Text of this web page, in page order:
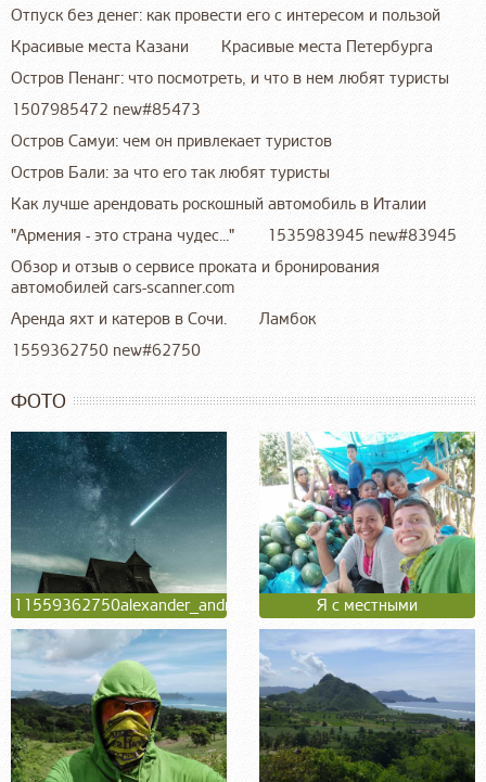
Отпуск без денег: как провести его с интересом и пользой
Красивые места Казани
Красивые места Петербурга
Остров Пенанг: что посмотреть, и что в нем любят туристы
1507985472 new#85473
Остров Самуи: чем он привлекает туристов
Остров Бали: за что его так любят туристы
Как лучше арендовать роскошный автомобиль в Италии
"Армения - это страна чудес..."
1535983945 new#83945
Обзор и отзыв о сервисе проката и бронирования
автомобилей cars-scanner.com
Аренда яхт и катеров в Сочи.
Ламбок
1559362750 new#62750
ФОТО
11559362750alexander_andrews_340055_unspЯ с местными